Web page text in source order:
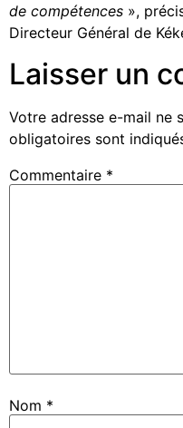
de compétences »,
Directeur Général de
Laisser un
Votre adresse e-mail ne
obligatoires sont
Commentaire *
Nom *